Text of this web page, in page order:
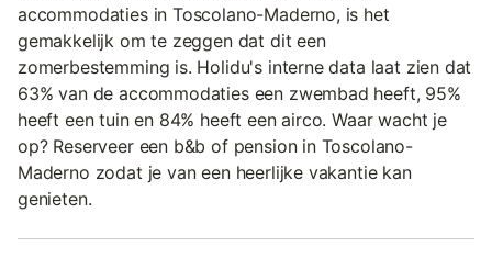
accommodaties in Toscolano-Maderno, is het
gemakkelijk om te zeggen dat dit een
zomerbestemming is. Holidu's interne data laat zien dat
63% van de accommodaties een zwembad heeft, 95%
heeft een tuin en 84% heeft een airco. Waar wacht je
op? Reserveer een b&b of pension in Toscolano-
Maderno zodat je van een heerlijke vakantie kan
genieten.